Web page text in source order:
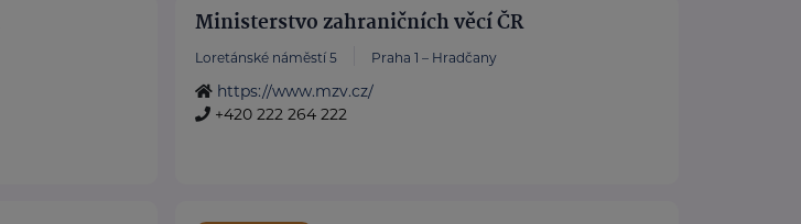
Ministerstvo zahraničních věcí ČR
Loretánské náměstí 5 Praha 1 – Hradčany
https://www.mzv.cz/
+420 222 264 222